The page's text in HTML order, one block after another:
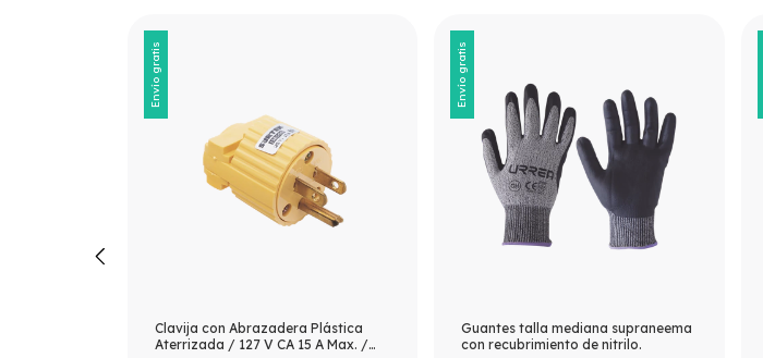
Envío gratis
Clavija con Abrazadera Plástica
Aterrizada / 127 V CA 15 A Max. /
Envío gratis
Guantes talla mediana supraneema
con recubrimiento de nitrilo.